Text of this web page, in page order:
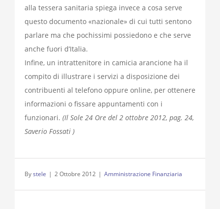
alla tessera sanitaria spiega invece a cosa serve
questo documento «nazionale» di cui tutti sentono
parlare ma che pochissimi possiedono e che serve
anche fuori d’Italia.
Infine, un intrattenitore in camicia arancione ha il
compito di illustrare i servizi a disposizione dei
contribuenti al telefono oppure online, per ottenere
informazioni o fissare appuntamenti con i
funzionari. (Il Sole 24 Ore del 2 ottobre 2012, pag. 24,
Saverio Fossati )
Bystele | 2 Ottobre 2012 | Amministrazione Finanziaria